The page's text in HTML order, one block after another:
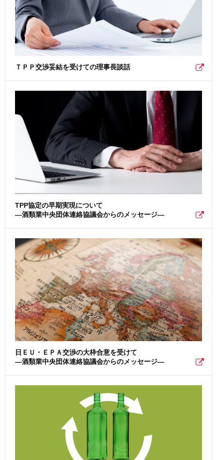
ＴＰＰ交渉妥結を受けての理事長談話
TPP協定の早期実現について
―酒類業中央団体連絡協議会からのメッセージ―
日ＥＵ・ＥＰＡ交渉の大枠合意を受けて
―酒類業中央団体連絡協議会からのメッセージ―